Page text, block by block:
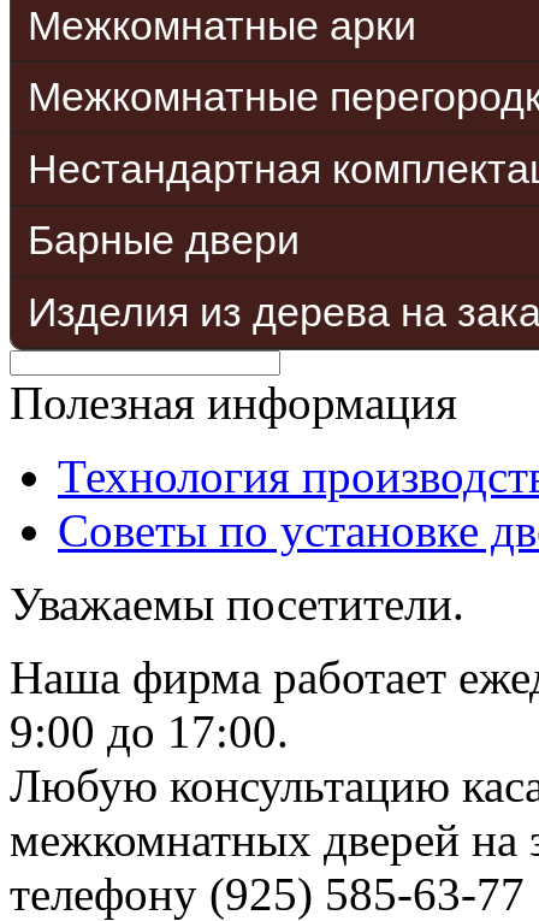
Межкомнатные арки
Межкомнатные
Нестандартная
Барные двери
Изделия из дерева на
Полезная информация
Технология
Советы по установке
Уважаемы посетители.
Наша фирма работает
9:00 до 17:00.
Любую консультацию
межкомнатных дверей на
телефону (925) 585-63-77